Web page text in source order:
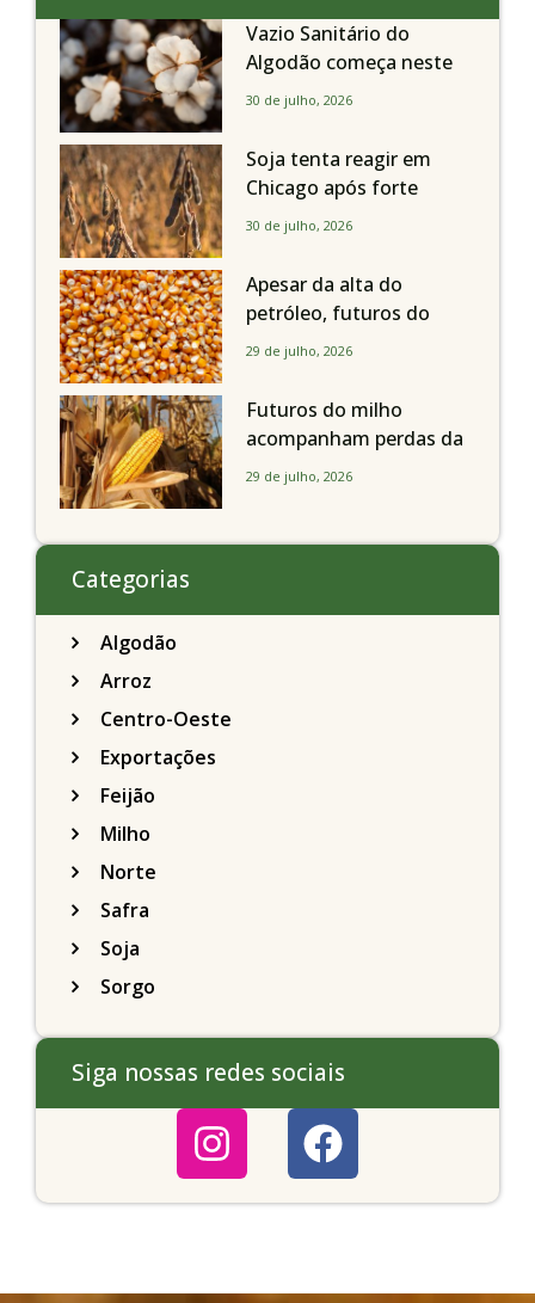
Vazio Sanitário do
Algodão começa neste
sábado, dia 1º de agosto,
Paulo
30 de julho, 2026
Soja tenta reagir em
Chicago após forte
liquidação; portos
de R$ 150/sc
30 de julho, 2026
Apesar da alta do
petróleo, futuros do
milho recuam em
a soja nesta quarta-feira
29 de julho, 2026
Futuros do milho
acompanham perdas da
soja e fecham quarta-
29 de julho, 2026
Categorias
Algodão
Arroz
Centro-Oeste
Exportações
Feijão
Milho
Norte
Safra
Soja
Sorgo
Siga nossas redes sociais